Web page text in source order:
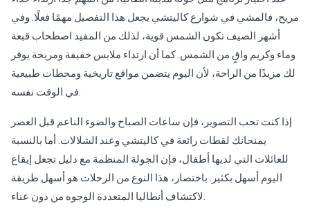
مريح، فالمشي في شوارع كاليتشي يجعل هذا التفصيل مهمًا فعلًا. وفي
أشهر الصيف تكون الشمس قوية، لذلك من المفيد اصطحاب قبعة
وماء وكريم واقٍ من الشمس. كما أن ارتداء ملابس خفيفة ومريحة يوفر
لك مزيدًا من الراحة، لأن اليوم يتضمن مواقع تاريخية ومحطات طبيعية
في الوقت نفسه.
إذا كنت تحب التصوير، فإن ساعات الصباح والضوء الناعم قبل العصر
يمنحانك لقطات رائعة في كاليتشي وعند الشلالات. أما بالنسبة
للعائلات التي لديها أطفال، فإن الجولة المنظمة مع دليل تجعل إيقاع
اليوم أسهل بكثير. باختصار، هذا النوع من الرحلات هو أسهل طريقة
لاكتشاف أنطاليا المتعددة الوجوه من دون عناء.